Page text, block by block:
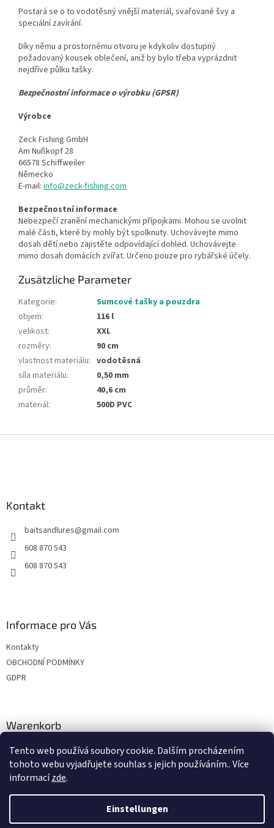
Tento web používá soubory cookie. Dalším procházením
tohoto webu vyjadřujete souhlas s jejich používáním.. Více
informacízde.
Einstellungen
Postará se o to vodotěsný vnější materiál, svařované švy a
speciální zavírání.
Díky němu a prostornému otvoru je kdykoliv dostupný
požadovaný kousek oblečení, aniž by bylo třeba vyprázdnit
nejdříve půlku tašky.
Bezpečnostní informace o výrobku (GPSR)
Výrobce
Zeck Fishing GmbH
Am Nußkopf 28
66578 Schiffweiler
Německo
E-mail: info@zeck-fishing.com
Bezpečnostní informace
Nebezpečí zranění mechanickými přípojkami. Mohou se uvolnit
malé části, které by mohly být spolknuty. Uchovávejte mimo
dosah dětí nebo zajistěte odpovídající dohled. Uchovávejte
mimo dosah domácích zvířat. Určeno pouze pro rybářské účely.
Zusätzliche Parameter
Kategorie:
Sumcové tašky a pouzdra
objem:
116 l
velikost:
XXL
rozměry:
90 cm
vlastnost materiálu: vodotěsná
síla materiálu:
0,50 mm
průměr:
40,6 cm
materiál: 500D PVC
Kontakt
baitsandlures@gmail.com
608 870 543
608 870 543
Informace pro Vás
Kontakty
OBCHODNÍ PODMÍNKY
GDPR
Warenkorb
0ST /€0